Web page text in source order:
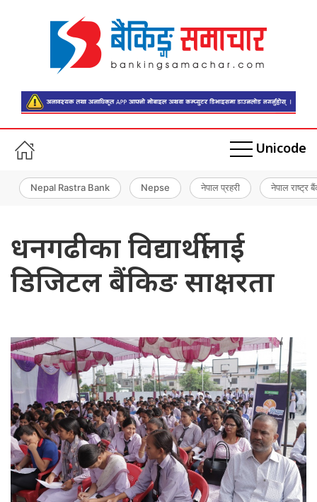
Unicode
Nepal Rastra Bank Nepse नेपाल प्रहरी नेपाल राष्ट्र
धनगढीका विद्यार्थीलाई
डिजिटल बैंकिङ साक्षरता